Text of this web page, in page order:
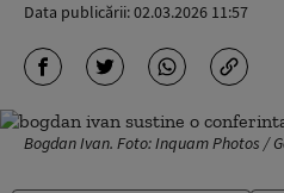
Data publicării:02.03.2026 11:57
Bogdan Ivan. Foto: Inquam Photos /